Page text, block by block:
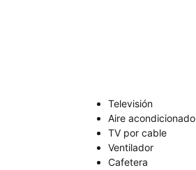
Televisión
Aire acondicionado
TV por cable
Ventilador
Cafetera